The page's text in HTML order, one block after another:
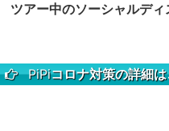
ツアー中のソーシャルディ
PiPiコロナ対策の詳細